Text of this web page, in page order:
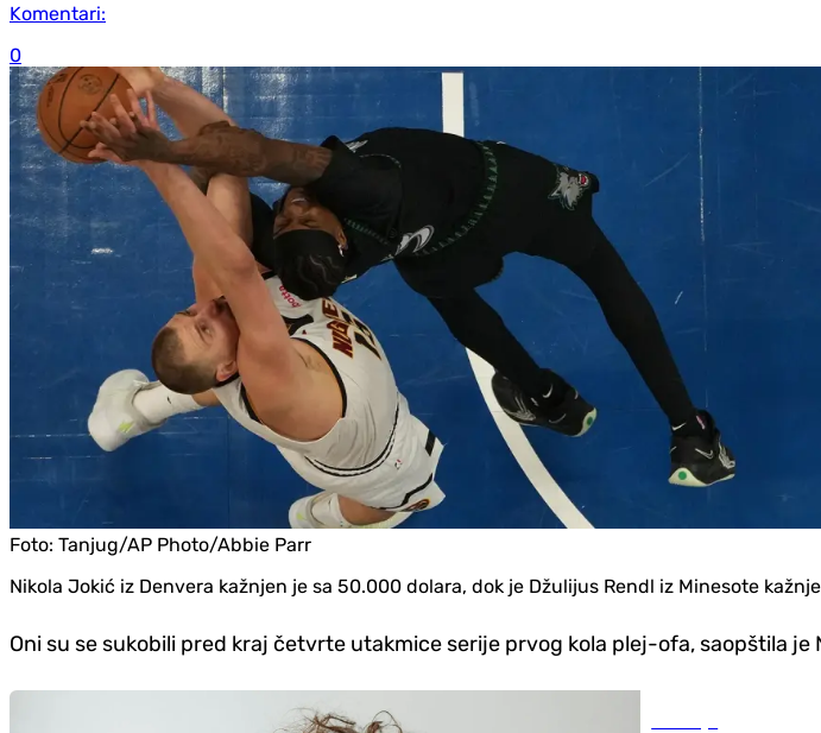
Komentari:
0
Foto: Tanjug/AP Photo/Abbie Parr
Nikola Jokić iz Denvera kažnjen je sa 50.000 dolara, dok je Džulijus Rendl iz Minesote
Oni su se sukobili pred kraj četvrte utakmice serije prvog kola plej-ofa, saopštila je